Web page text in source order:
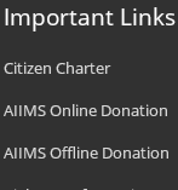
Important Links
Citizen Charter
AIIMS Online Donation
AIIMS Offline Donation